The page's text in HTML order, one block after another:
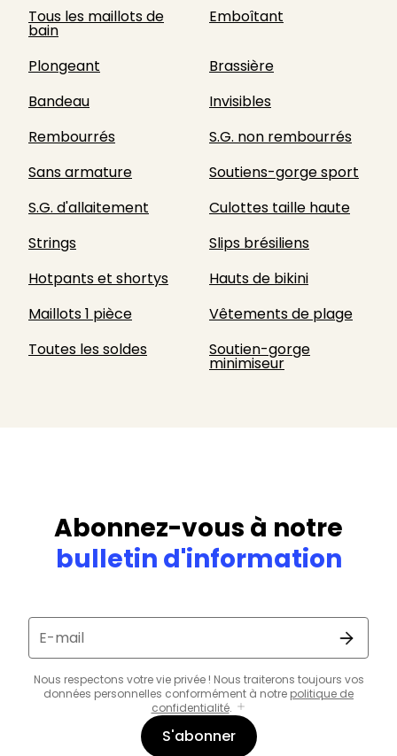
Tous les maillots de
bain
Emboîtant
Plongeant
Brassière
Bandeau
Invisibles
Rembourrés
S.G. non rembourrés
Sans armature
Soutiens-gorge sport
S.G. d'allaitement
Culottes taille haute
Strings
Slips brésiliens
Hotpants et shortys
Hauts de bikini
Maillots 1 pièce
Vêtements de plage
Toutes les soldes
Soutien-gorge
minimiseur
Abonnez-vous à notre
bulletin d'information
E-mail
Nous respectons votre vie privée ! Nous traiterons toujours vos
données personnelles conformément à notre politique de
confidentialité.
S'abonner